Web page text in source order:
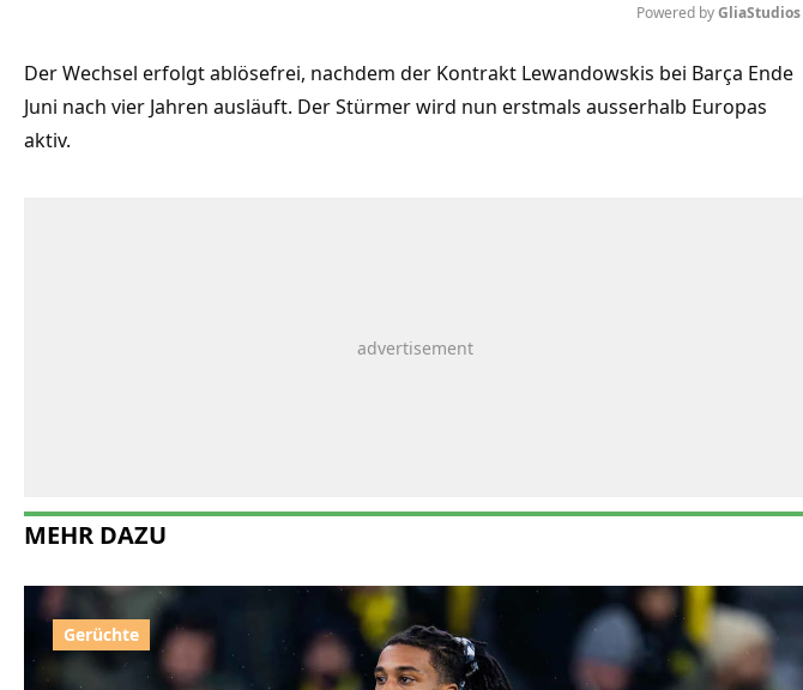
Mute
Powered by GliaStudios
Der Wechsel erfolgt ablösefrei, nachdem der Kontrakt Lewandowskis bei Barça Ende
Juni nach vier Jahren ausläuft. Der Stürmer wird nun erstmals ausserhalb Europas
aktiv.
MEHR DAZU